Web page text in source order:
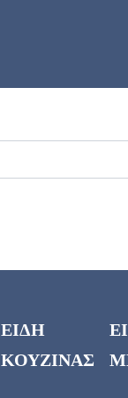
ΕΙΔΗ
ΚΟΥΖΙΝΑΣ